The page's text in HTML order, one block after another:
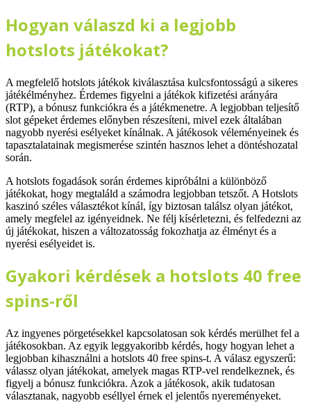
Hogyan válaszd ki a legjobb
hotslots játékokat?
A megfelelő hotslots játékok kiválasztása kulcsfontosságú a sikeres
játékélményhez. Érdemes figyelni a játékok kifizetési arányára
(RTP), a bónusz funkciókra és a játékmenetre. A legjobban teljesítő
slot gépeket érdemes előnyben részesíteni, mivel ezek általában
nagyobb nyerési esélyeket kínálnak. A játékosok véleményeinek és
tapasztalatainak megismerése szintén hasznos lehet a döntéshozatal
során.
A hotslots fogadások során érdemes kipróbálni a különböző
játékokat, hogy megtaláld a számodra legjobban tetszőt. A Hotslots
kaszinó széles választékot kínál, így biztosan találsz olyan játékot,
amely megfelel az igényeidnek. Ne félj kísérletezni, és felfedezni az
új játékokat, hiszen a változatosság fokozhatja az élményt és a
nyerési esélyeidet is.
Gyakori kérdések a hotslots 40 free
spins-ről
Az ingyenes pörgetésekkel kapcsolatosan sok kérdés merülhet fel a
játékosokban. Az egyik leggyakoribb kérdés, hogy hogyan lehet a
legjobban kihasználni a hotslots 40 free spins-t. A válasz egyszerű:
válassz olyan játékokat, amelyek magas RTP-vel rendelkeznek, és
figyelj a bónusz funkciókra. Azok a játékosok, akik tudatosan
választanak, nagyobb eséllyel érnek el jelentős nyereményeket.